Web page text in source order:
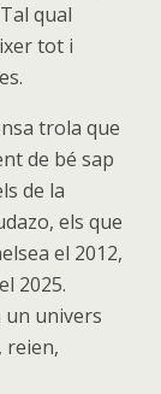
qual
tot i
trola que
de bé sap
de la
els que
el 2012,
2025.
un univers
reien,